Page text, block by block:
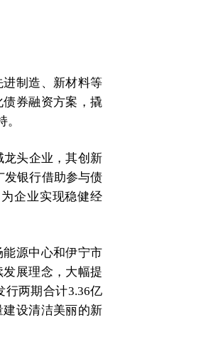
制造、新材料等
券融资方案，撬
龙头企业，其创新
发银行借助参与债
企业实现稳健经
源中心和伊宁市
展理念，大幅提
行两期合计3.36亿
设清洁美丽的新